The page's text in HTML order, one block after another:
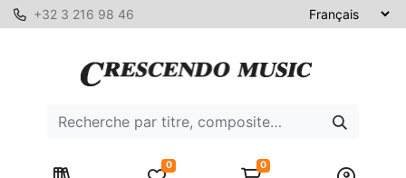
+32 3 216 98 46
0 0